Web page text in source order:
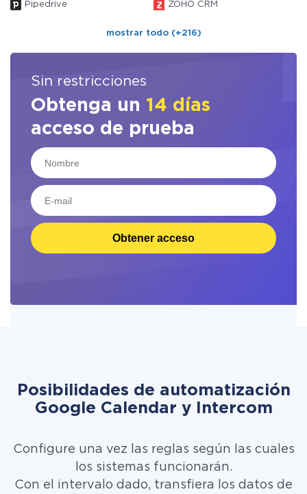
Pipedrive ZOHO CRM
mostrar todo (+216)
Sin restricciones
Obtenga un 14 días
acceso de prueba
Obtener acceso
Posibilidades de automatización
Google Calendar y Intercom
Configure una vez las reglas según las cuales
los sistemas funcionarán.
Con el intervalo dado, transfiera los datos de